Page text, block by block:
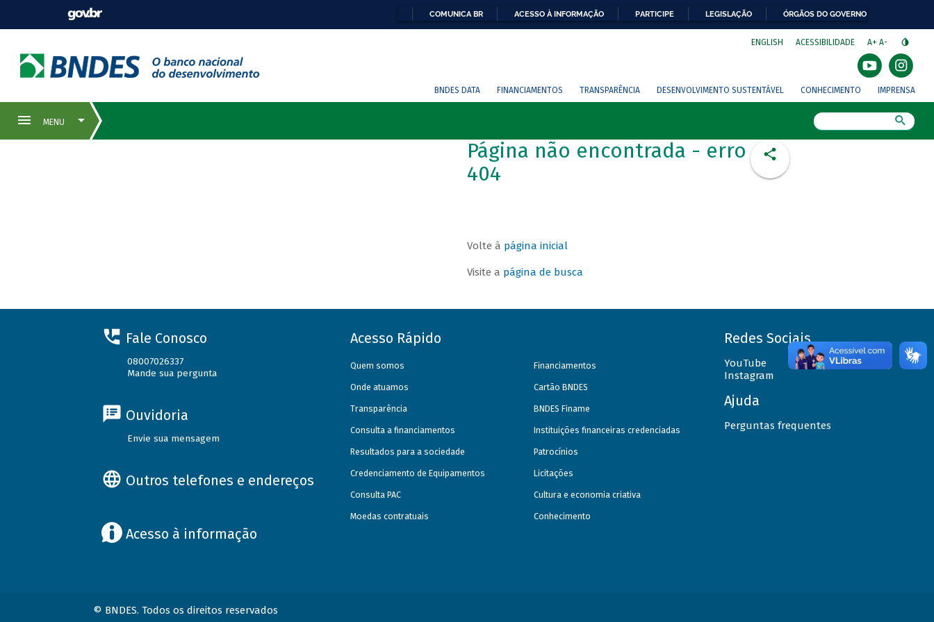
COMUNICA BR ACESSO À INFORMAÇÃO PARTICIPE LEGISLAÇÃO ÓRGÃOS DO GOVERNO
ENGLISH ACESSIBILIDADE A+ A-
BNDES DATA FINANCIAMENTOS TRANSPARÊNCIA DESENVOLVIMENTO SUSTENTÁVEL CONHECIMENTO IMPRENSA
Página não encontrada - erro
404
Volte à página inicial
Visite a página de busca
Fale Conosco
08007026337
Mande sua pergunta
Ouvidoria
Envie sua mensagem
Outros telefones e endereços
Acesso à informação
Acesso Rápido
Quem somos
Onde atuamos
Transparência
Consulta a financiamentos
Resultados para a sociedade
Credenciamento de Equipamentos
Consulta PAC
Moedas contratuais
Financiamentos
Cartão BNDES
BNDES Finame
Instituições financeiras credenciadas
Patrocínios
Licitações
Cultura e economia criativa
Conhecimento
Redes Sociais
YouTube
Instagram
Ajuda
Perguntas frequentes
© BNDES. Todos os direitos reservados